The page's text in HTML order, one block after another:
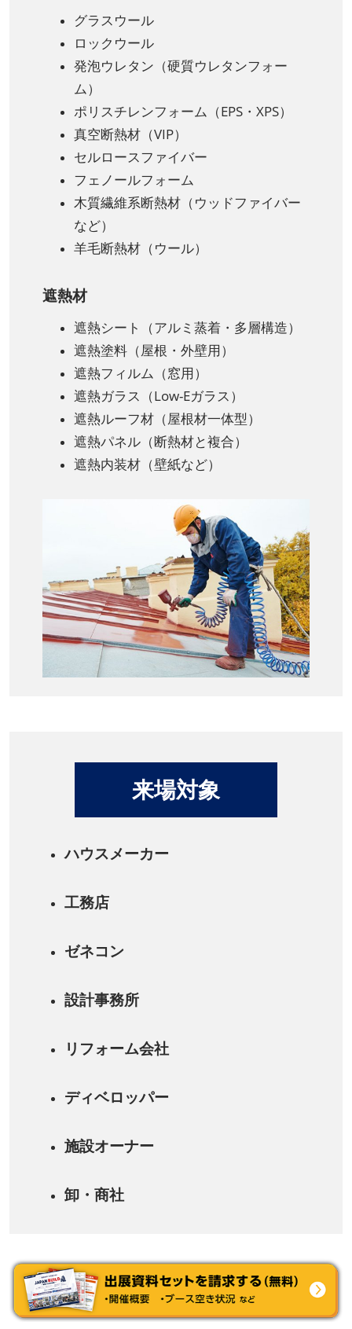
グラスウール
ロックウール
発泡ウレタン（硬質ウレタンフォー
ム）
ポリスチレンフォーム（EPS・XPS）
真空断熱材（VIP）
セルロースファイバー
フェノールフォーム
木質繊維系断熱材（ウッドファイバー
など）
羊毛断熱材（ウール）
遮熱材
遮熱シート（アルミ蒸着・多層構造）
遮熱塗料（屋根・外壁用）
遮熱フィルム（窓用）
遮熱ガラス（Low-Eガラス）
遮熱ルーフ材（屋根材一体型）
遮熱パネル（断熱材と複合）
遮熱内装材（壁紙など）
来場対象
ハウスメーカー
工務店
ゼネコン
設計事務所
リフォーム会社
ディベロッパー
施設オーナー
卸・商社